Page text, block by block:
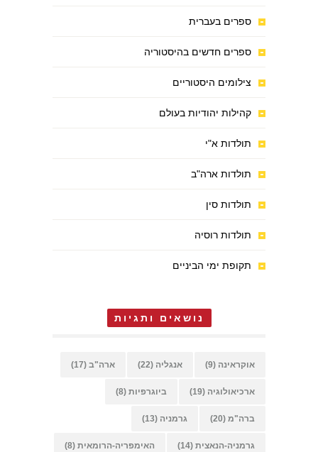
ספרים בעברית
ספרים חדשים בהיסטוריה
צילומים היסטוריים
קהילות יהודיות בעולם
תולדות א"י
תולדות ארה"ב
תולדות סין
תולדות רוסיה
תקופת ימי הביניים
נושאים ותגיות
אוקראינה (9) אנגליה (22) ארה"ב (17)
ארכיאולוגיה (19) ביוגרפיות (8)
ברה"מ (20) גרמניה (13)
גרמניה-הנאצית (14) האימפריה-הרומאית (8)